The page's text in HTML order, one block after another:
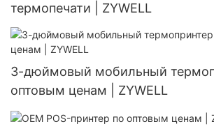
термопечати | ZYWELL
3-дюймовый мобильный
оптовым ценам | ZYWELL